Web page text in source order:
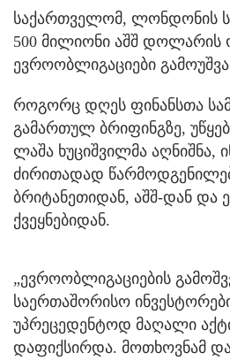
საქართველომ, ლონდონის
500 მილიონი აშშ დოლარის
ევროობლიგაციები
როგორც დღეს ფინანსთა
გამართულ ბრიფინგზე,
ლაშა ხუციშვილმა აღნიშნა,
ძირითადად
ბრიტანეთიდან, აშშ-დან და
ქვეყნებიდან.
„ევროობლიგაციების
საერთაშორისო
უპრეცედენტოდ მაღალი
დაფიქსირდა. მოთხოვნამ